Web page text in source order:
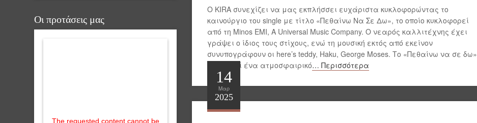
Οι προτάσεις μας
The requested content cannot be
Ο KIRA συνεχίζει να μας εκπλήσσει ευχάριστα κυκλοφορώντας το
καινούργιο του single με τίτλο «Πεθαίνω Να Σε Δω», το οποίο κυκλοφορεί
από τη Minos EMI, A Universal Music Company. Ο νεαρός καλλιτέχνης έχει
γράψει ο ίδιος τους στίχους, ενώ τη μουσική εκτός από εκείνον
συνυπογράφουν οι here’s teddy, Haku, George Moses. Το «Πεθαίνω να σε δω»
αποτελεί ένα ατμοσφαιρικό… Περισσότερα
14
Μαρ
2025